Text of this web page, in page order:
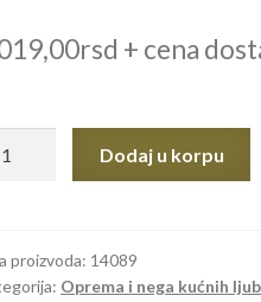
rsd + cena
Dodaj u korpu
proizvoda: 14089
Oprema i nega kućnih